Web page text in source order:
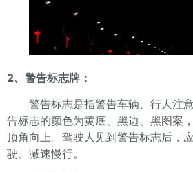
2、警告标志牌：
警告标志是指警告车辆、行人注
告标志的颜色为黄底、黑边、黑图案
顶角向上。驾驶人见到警告标志后，
驶、减速慢行。